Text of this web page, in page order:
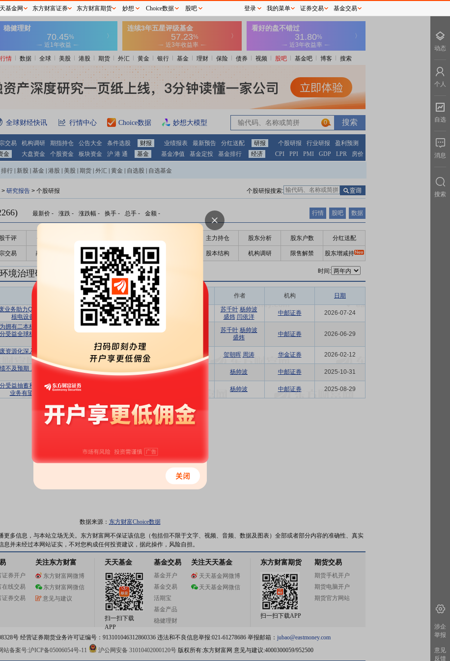
行情 数据 全球 美股 港股 期货 外汇 黄金 银行 基金 理财 保险 债券 视频 股吧 基金吧 博客 搜索
全球财经快讯 行情中心 Choice数据 妙想大模型 0
交易 机构调研 期指持仓 公告大全 条件选股 财报 业绩报表 最新预告 分红送配 研报 个股研报 行业研报
盈利预测
金 大盘资金 个股资金 板块资金 沪 港 通 基金 基金净值 基金定投 基金排行 经济 CPI PPI PMI GDP LPR 房价
排行 新股 基金 港股 美股 期货 外汇 黄金 自选股 自选基金
> 研究报告 > 个股研报 个股研报搜索:
最新价 - 涨跌 - 涨跌幅 - 换手 - 总手 - 金额 - 行情 股吧 数据
千评 公告 主力持仓 股东分析 股东户数 分红送配
交易 融资融券 高管持股 股东大会 股本结构 机构调研 限售解禁 股东增减持
时间:
环境治理研报 环境治理盈利预测
东财
评级
作者 机构 日期
业务助力Q2业绩超预期，我们看好抽蓄和
核电设备业务的景气度持续提升
买入 苏千叶 杨帅波
盛炜 闫依洋
中邮证券 2026-07-24
拥有二本核一级制造证书的民营企业有望
受益全球核电复兴，同时危废业务受益金
买入
苏千叶 杨帅波
盛炜
中邮证券 2026-06-29
资源化深入布局，水核电设备潜力有望释
买入 贺朝晖 周涛 华金证券 2026-02-12
不及预期，看好抽蓄和核电行业的景气提
增持 调低 杨帅波 中邮证券 2025-10-31
受益抽蓄和核电行业景气度，危废资源化
业务有望受益8部门三年专项行动
杨帅波 中邮证券 2025-08-29
数据来源： 东方财富Choice数据
更多信息，与本站立场无关。东方财富网不保证该信息（包括但不限于文字、视频、音频、数据及图表）全部或者部分内容的准确性、真实
并未经过本网站证实，不对您构成任何投资建议，据此操作，风险自担。
证券开户
在线交易
证券交易
关注东方财富
东方财富网微博
东方财富网微信
意见与建议
天天基金
扫一扫下载
APP
基金交易
基金开户
基金交易
活期宝
基金产品
稳健理财
关注天天基金
天天基金网微博
天天基金网微信
东方财富期货
扫一扫下载APP
期货交易
期货手机开户
期货电脑开户
期货官方网站
号 经营证券期货业务许可证编号：913101046312860336 违法和不良信息举报:021-61278686 举报邮箱： jubao@eastmoney.com
站备案号:沪ICP备05006054号-11 沪公网安备 31010402000120号版权所有:东方财富网 意见与建议:4000300059/952500
基金网 东方财富证券 东方财富期货 妙想 Choice数据 股吧 登录 我的菜单 证券交易 基金交易
动态
个人
自选
消息
搜索
涉企
举报
意见
反馈